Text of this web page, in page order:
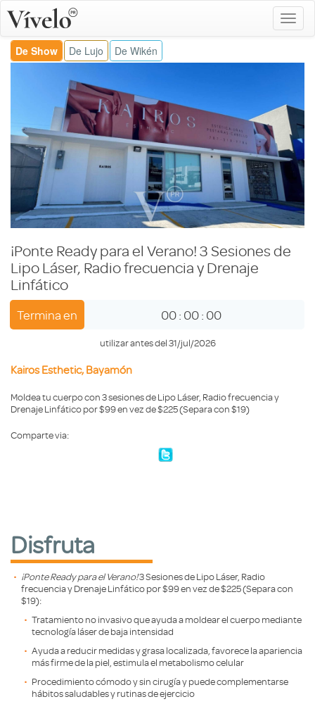
De Show De Lujo De Wikén
¡Ponte Ready para el Verano! 3 Sesiones de
Lipo Láser, Radio frecuencia y Drenaje
Linfático
Termina en 00: 00: 00
utilizar antes del 31/jul/2026
Kairos Esthetic, Bayamón
Moldea tu cuerpo con 3 sesiones de Lipo Láser, Radio frecuencia y
Drenaje Linfático por $99 en vez de $225 (Separa con $19)
Comparte via:
Disfruta
¡Ponte Ready para el Verano!3 Sesiones de Lipo Láser, Radio
frecuencia y Drenaje Linfático por $99 en vez de $225 (Separa con
$19):
Tratamiento no invasivo que ayuda a moldear el cuerpo mediante
tecnología láser de baja intensidad
Ayuda a reducir medidas y grasa localizada, favorece la apariencia
más firme de la piel, estimula el metabolismo celular
Procedimiento cómodo y sin cirugía y puede complementarse
hábitos saludables y rutinas de ejercicio